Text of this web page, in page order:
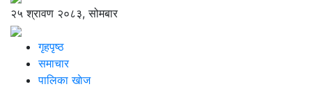
२५ श्रावण २०८३, सोमबार
गृहपृष्ठ
समाचार
पालिका खाेज